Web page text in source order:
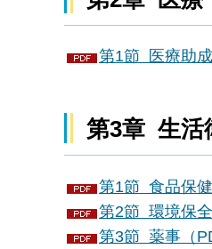
第1節 医療助
第3章 生活
第1節 食品保健
第2節 環境保
第3節 薬事（